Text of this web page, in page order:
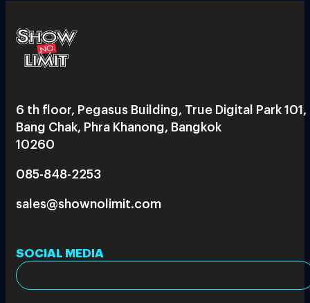
6 th floor, Pegasus Building, True Digital Park 101,
Bang Chak, Phra Khanong, Bangkok
10260
085-848-2253
sales@shownolimit.com
SOCIAL MEDIA